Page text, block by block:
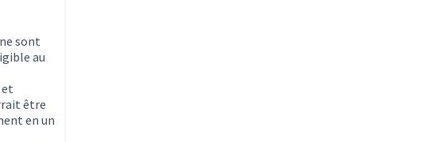
sont
au
et
être
en un